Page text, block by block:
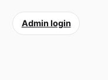
Admin login